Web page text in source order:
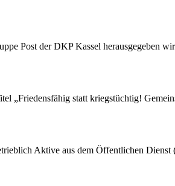
Post der DKP Kassel herausgegeben
„Friedensfähig statt kriegstüchtig!
Aktive aus dem Öffentlichen